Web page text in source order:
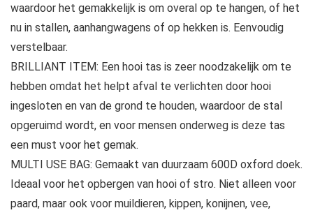
waardoor het gemakkelijk is om overal op te hangen, of het
nu in stallen, aanhangwagens of op hekken is. Eenvoudig
verstelbaar.
BRILLIANT ITEM: Een hooi tas is zeer noodzakelijk om te
hebben omdat het helpt afval te verlichten door hooi
ingesloten en van de grond te houden, waardoor de stal
opgeruimd wordt, en voor mensen onderweg is deze tas
een must voor het gemak.
MULTI USE BAG: Gemaakt van duurzaam 600D oxford doek.
Ideaal voor het opbergen van hooi of stro. Niet alleen voor
paard, maar ook voor muildieren, kippen, konijnen, vee,